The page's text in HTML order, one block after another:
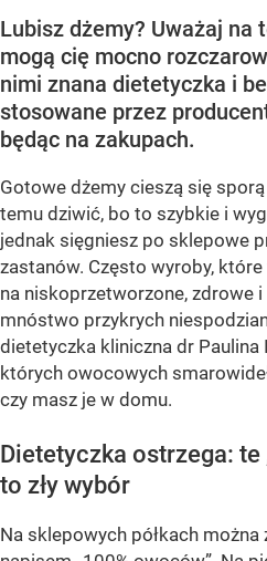
Lubisz dżemy? Uważaj na
mogą cię mocno
nimi znana dietetyczka i
stosowane przez
będąc na zakupach.
Gotowe dżemy cieszą się
temu dziwić, bo to szybkie i
jednak sięgniesz po sklepowe
zastanów. Często wyroby,
na niskoprzetworzone, zdrowe
mnóstwo przykrych
dietetyczka kliniczna dr Paulina
których owocowych
czy masz je w domu.
Dietetyczka ostrzega: te
to zły wybór
Na sklepowych półkach